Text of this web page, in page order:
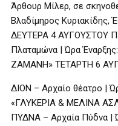
Άρθουρ Μίλερ, σε
Βλαδίμηρος
ΔΕΥΤΕΡΑ 4 ΑΥΓΟΥΣΤΟΥ
Πλαταμώνα | Ώρα
ΖΑΜΑΝΗ» ΤΕΤΑΡΤΗ 6
ΔΙΟΝ – Αρχαίο θέατρο |
«ΓΛΥΚΕΡΙΑ & ΜΕΛΙΝΑ
ΠΥΔΝΑ – Αρχαία Πύδνα |